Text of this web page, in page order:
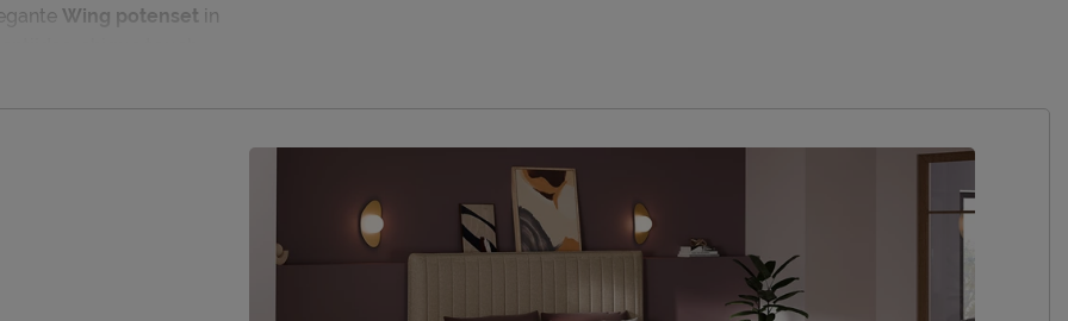
Wing potenset in
chique touch.
.
sfeer in je slaapkamer
gold
Uitvoering
modern; sfeervol
Mogelijk